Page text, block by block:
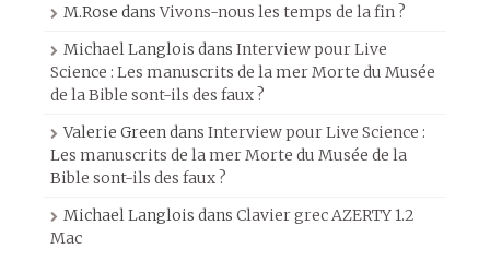
M.Rose dansVivons-nous les temps de la fin ?
Michael Langlois dans Interview pour Live
Science : Les manuscrits de la mer Morte du Musée
de la Bible sont-ils des faux ?
Valerie Greendans Interview pour Live Science :
Les manuscrits de la mer Morte du Musée de la
Bible sont-ils des faux ?
Michael Langlois dans Clavier grec AZERTY 1.2
Mac